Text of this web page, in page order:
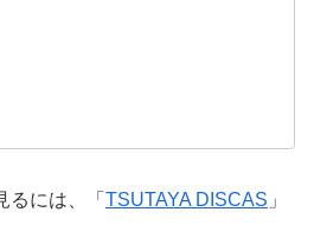
るには、「 TSUTAYA DISCAS 」